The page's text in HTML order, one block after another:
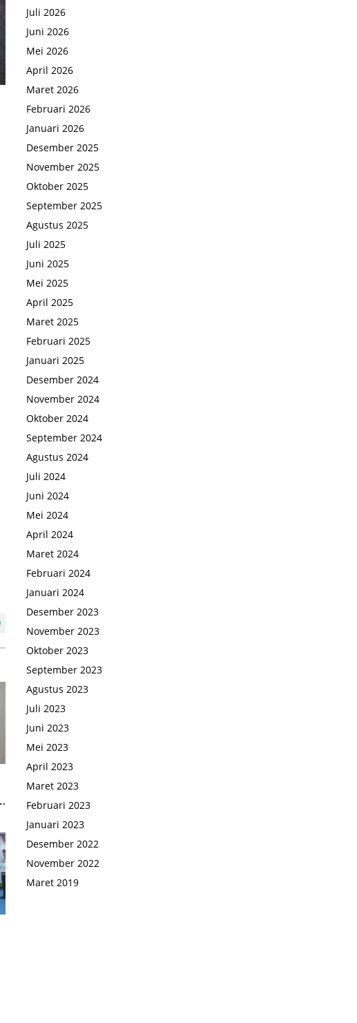
Juli 2026
Juni 2026
Mei 2026
April 2026
Maret 2026
Februari 2026
Januari 2026
Desember 2025
November 2025
Oktober 2025
September 2025
Agustus 2025
Juli 2025
Juni 2025
Mei 2025
April 2025
Maret 2025
Februari 2025
Januari 2025
Desember 2024
November 2024
Oktober 2024
September 2024
Agustus 2024
Juli 2024
Juni 2024
Mei 2024
April 2024
Maret 2024
Februari 2024
Januari 2024
Desember 2023
November 2023
Oktober 2023
September 2023
Agustus 2023
Juli 2023
Juni 2023
Mei 2023
April 2023
Maret 2023
Februari 2023
Januari 2023
Desember 2022
November 2022
Maret 2019